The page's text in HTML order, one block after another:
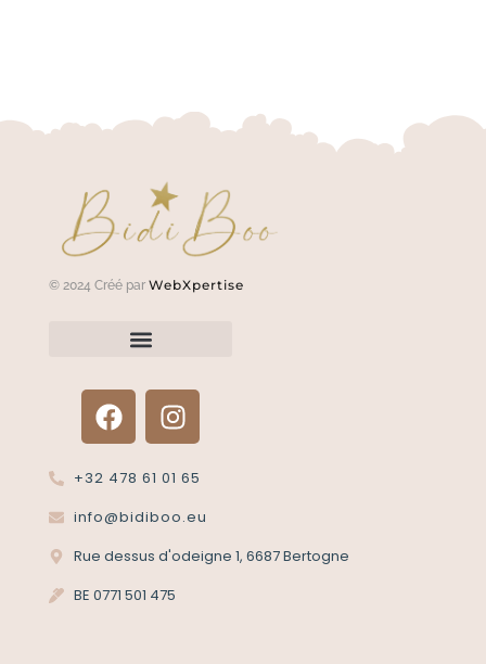
© 2024 Créé par WebXpertise
+32 478 61 01 65
info@bidiboo.eu
Rue dessus d'odeigne 1, 6687 Bertogne
BE 0771 501 475